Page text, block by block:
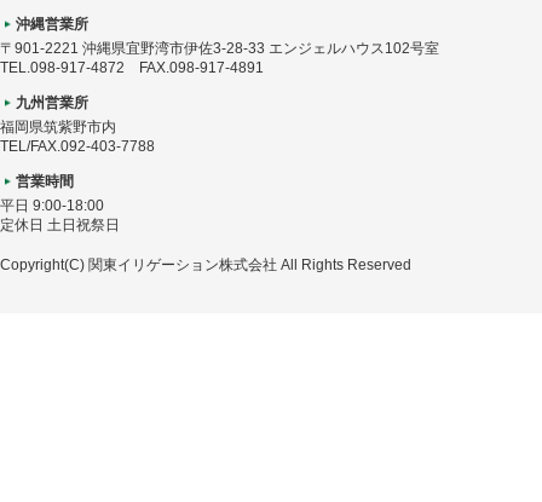
沖縄営業所
〒901-2221 沖縄県宜野湾市伊佐3-28-33 エンジェルハウス102号室
TEL.098-917-4872 FAX.098-917-4891
九州営業所
福岡県筑紫野市内
TEL/FAX.092-403-7788
営業時間
平日 9:00-18:00
定休日 土日祝祭日
Copyright(C) 関東イリゲーション株式会社 All Rights Reserved